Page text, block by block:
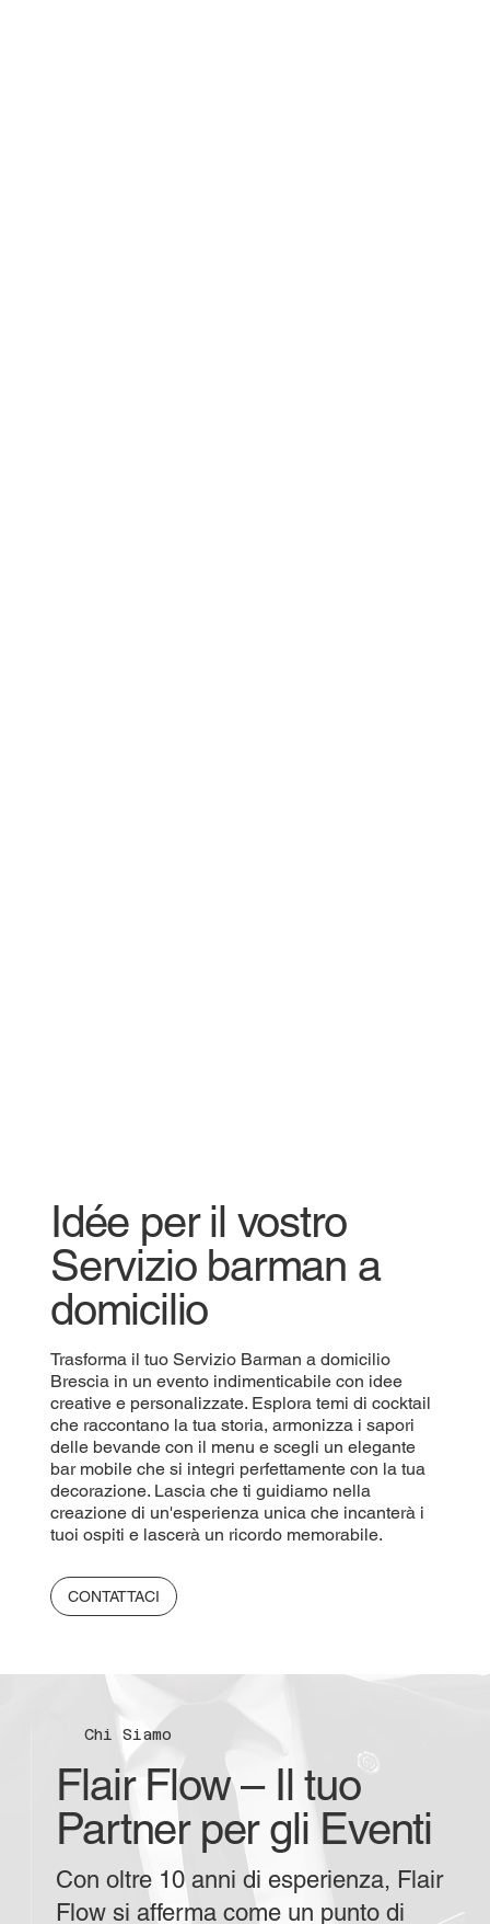
Idée per il vostro
Servizio barman a
domicilio
Trasforma il tuo Servizio Barman a domicilio
Brescia in un evento indimenticabile con idee
creative e personalizzate. Esplora temi di cocktail
che raccontano la tua storia, armonizza i sapori
delle bevande con il menu e scegli un elegante
bar mobile che si integri perfettamente con la tua
decorazione. Lascia che ti guidiamo nella
creazione di un'esperienza unica che incanterà i
tuoi ospiti e lascerà un ricordo memorabile.
CONTATTACI
Chi Siamo
Flair Flow – Il tuo
Partner per gli Eventi
Con oltre 10 anni di esperienza, Flair
Flow si afferma come un punto di